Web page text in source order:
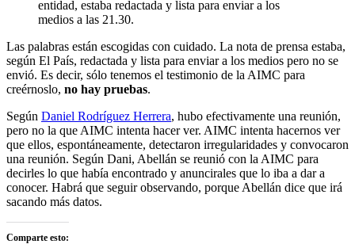
entidad, estaba redactada y lista para enviar a los
medios a las 21.30.
Las palabras están escogidas con cuidado. La nota de prensa estaba,
según El País, redactada y lista para enviar a los medios pero no se
envió. Es decir, sólo tenemos el testimonio de la AIMC para
creérnoslo, no hay pruebas.
Según Daniel Rodríguez Herrera, hubo efectivamente una reunión,
pero no la que AIMC intenta hacer ver. AIMC intenta hacernos ver
que ellos, espontáneamente, detectaron irregularidades y convocaron
una reunión. Según Dani, Abellán se reunió con la AIMC para
decirles lo que había encontrado y anuncirales que lo iba a dar a
conocer. Habrá que seguir observando, porque Abellán dice que irá
sacando más datos.
Comparte esto: